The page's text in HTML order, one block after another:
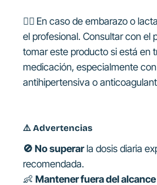
👩‍⚕️ En caso de embarazo o
el profesional. Consultar con el
tomar este producto si está en
medicación, especialmente
antihipertensiva o
⚠️Advertencias
🚫 No superarla dosis diaria
recomendada.
👶 Mantener fuera del alcance